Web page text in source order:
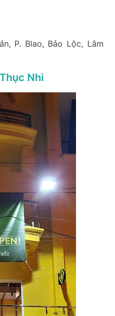
P. Blao, Bảo Lộc, Lâm
Nhi